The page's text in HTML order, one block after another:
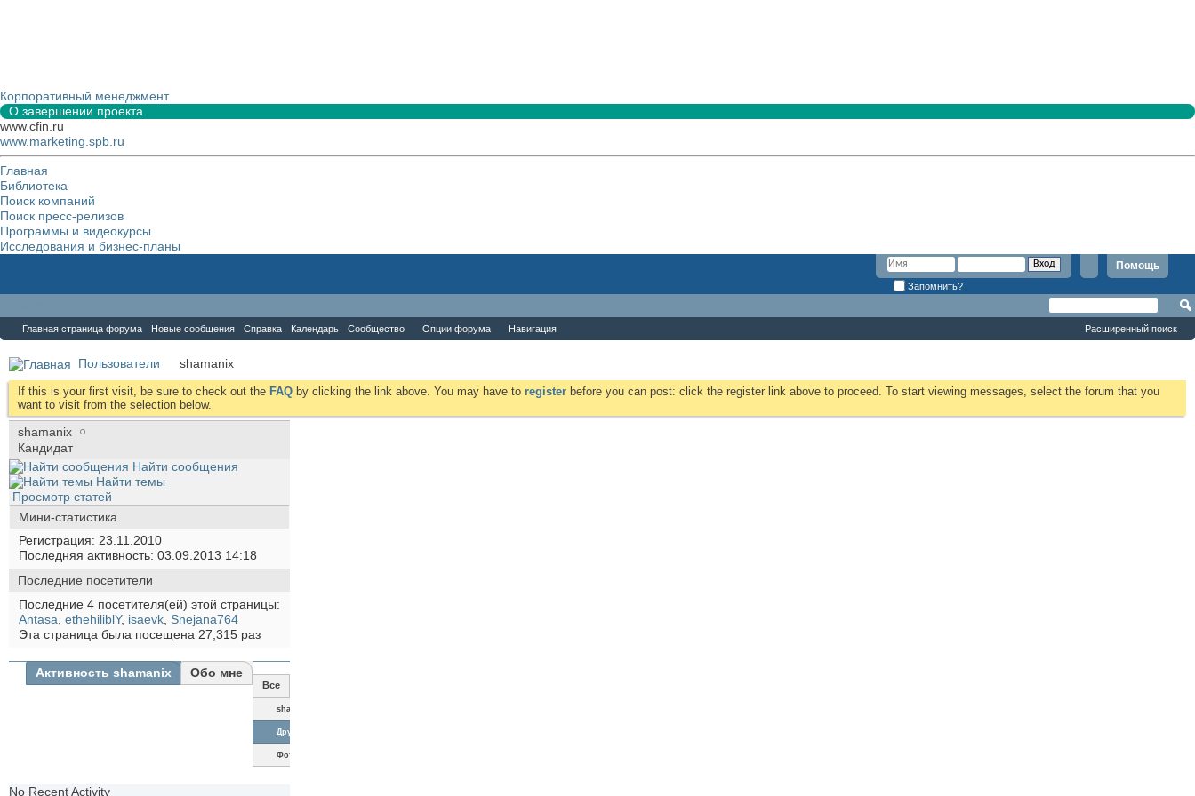
Корпоративный менеджмент
О завершении проекта
www.cfin.ru
www.marketing.spb.ru
Главная
Библиотека
Поиск компаний
Поиск пресс-релизов
Программы и видеокурсы
Исследования и бизнес-планы
Помощь
Запомнить?
Главная страница форума Новые сообщения Справка Календарь Сообщество Опции форума Навигация Расширенный поиск
Пользователи shamanix
If this is your first visit, be sure to check out the FAQ by clicking the link above. You may have to register before you can post: click the register link above to proceed. To start viewing messages, select the forum that you
want to visit from the selection below.
shamanix
Кандидат
Найти сообщения
Найти темы
Просмотр статей
Мини-статистика
Регистрация 23.11.2010
Последняя активность 03.09.2013 14:18
Последние посетители
Последние 4 посетителя(ей) этой страницы:
Antasa, ethehiliblY, isaevk, Snejana764
Эта страница была посещена 27,315 раз
Активность shamanix Обо мне
Все
shamanix
Друзья
Фотографии
No Recent Activity